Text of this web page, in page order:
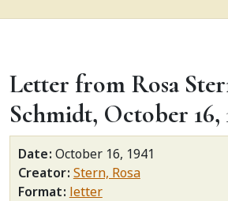
Letter from Rosa
Schmidt, October 16,
Date October 16, 1941
Creator Stern, Rosa
Format letter